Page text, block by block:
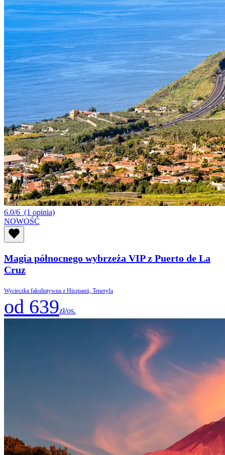
6.0/6 (1 opinia)
NOWOŚĆ
Magia północnego wybrzeża VIP z Puerto de La
Cruz
Wycieczka fakultatywna z Hiszpanii, Teneryfa
od 639zł/os.